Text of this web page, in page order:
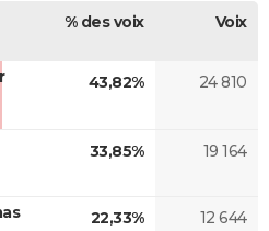
% des voix Voix
43,82% 24 810
33,85% 19 164
22,33% 12 644